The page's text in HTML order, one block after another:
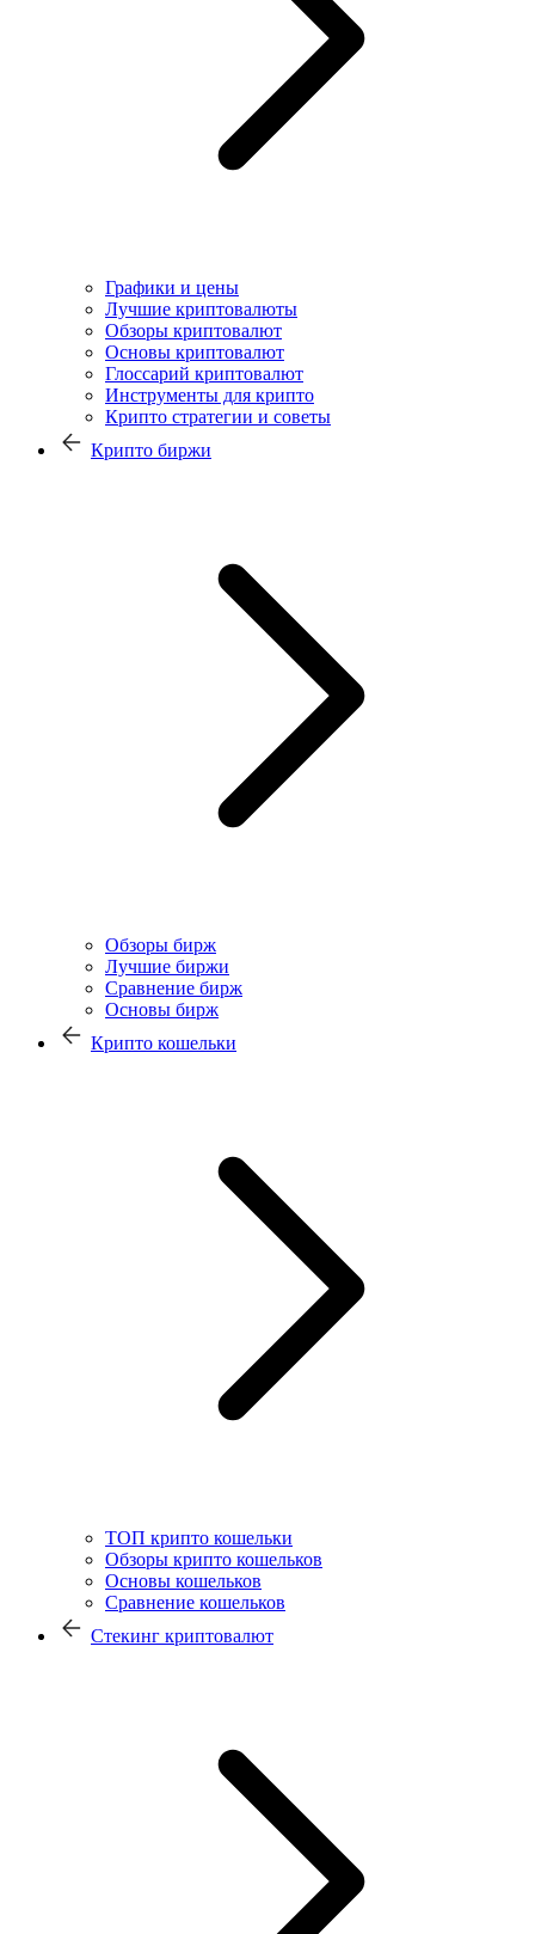
Графики и цены
Лучшие криптовалюты
Обзоры криптовалют
Основы криптовалют
Глоссарий криптовалют
Инструменты для крипто
Крипто стратегии и советы
Крипто биржи
Обзоры бирж
Лучшие биржи
Сравнение бирж
Основы бирж
Крипто кошельки
ТОП крипто кошельки
Обзоры крипто кошельков
Основы кошельков
Сравнение кошельков
Стекинг криптовалют